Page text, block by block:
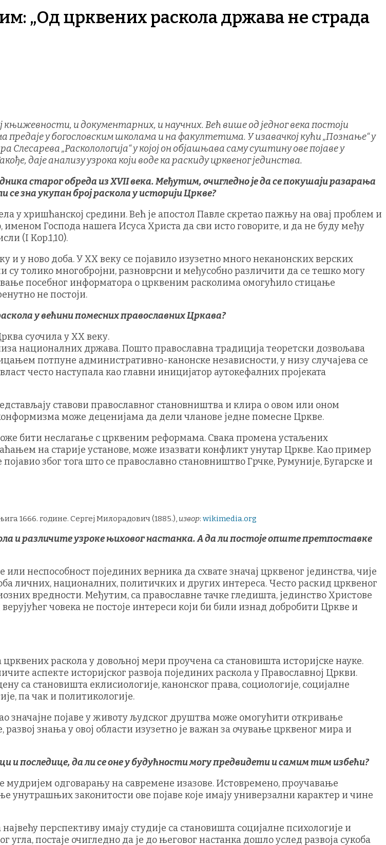
„Од црквених раскола држава не страда
књижевности, и документарних, и научних. Већ више од једног века постоји
у богословским школама и на факултетима. У изавачкој кући „Познање“ у
„Расколологија“ у којој он објашњава саму суштину ове појаве у
даје анализу узрока који воде ка раскиду црквеног јединства.
старог обреда из XVII века. Међутим, очигледно је да се покушаји разарања
зна укупан број раскола у историји Цркве?
у хришћанској средини. Већ је апостол Павле скретао пажњу на овај проблем и
Господа нашега Исуса Христа да сви исто говорите, и да не буду међу
(I Кор.1,10).
и у ново доба. У ХХ веку се појавило изузетно много неканонских верских
су толико многобројни, разноврсни и међусобно различити да се тешко могу
посебног информатора о црквеним расколима омогућило стицање
не постоји.
у већини помесних православних Цркава?
суочила у ХХ веку.
националних држава. Пошто православна традиција теоретски дозвољава
потпуне административно-канонске независности, у низу случајева се
често наступала као главни иницијатор аутокефалних пројеката
ставови православног становништва и клира о овом или оном
може деценијама да дели чланове једне помесне Цркве.
бити неслагање с црквеним реформама. Свака промена устаљених
на старије установе, може изазвати конфликт унутар Цркве. Као пример
због тога што се православно становништво Грчке, Румуније, Бугарске и
1666. године. Сергеј Милорадович (1885.), извор: wikimedia.org
и различите узроке њиховог настанка. А да ли постоје опште претпоставке
неспособност појединих верника да схвате значај црквеног јединства, чије
личних, националних, политичких и других интереса. Често раскид црквеног
вредности. Међутим, са православне тачке гледишта, јединство Христове
човека не постоје интереси који би били изнад добробити Цркве и
раскола у довољној мери проучена са становишта историјске науке.
аспекте историјског развоја појединих раскола у Православној Цркви.
са становишта еклисиологије, канонског права, социологије, социјалне
па чак и политикологије.
појаве у животу људског друштва може омогућити откривање
знања у овој области изузетно је важан за очување црквеног мира и
и последице, да ли се оне у будућности могу предвидети и самим тим избећи?
одговарању на савремене изазове. Истовремено, проучавање
унутрашњих законитости ове појаве које имају универзални карактер и чине
перспективу имају студије са становишта социјалне психологије и
постаје очигледно да је до његовог настанка дошло услед развоја сукоба